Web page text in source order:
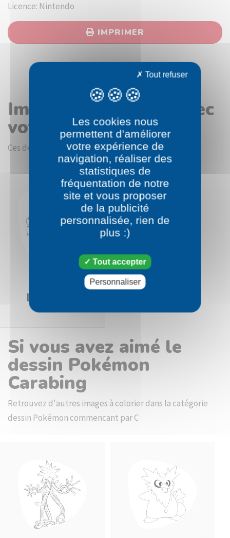
Licence: Nintendo
IMPRIMER
Images en rapport avec
votre choix
Ces dessins devraient vous intéresser.
Lançargot
Si vous avez aimé le
dessin Pokémon
Carabing
Retrouvez d'autres images à colorier dans la catégorie
dessin Pokémon commencant par C
Les cookies nous
permettent d’améliorer
votre expérience de
navigation, réaliser des
statistiques de
fréquentation de notre
site et vous proposer
de la publicité
personnalisée, rien de
plus :)
Tout accepter
Tout refuser
Personnaliser